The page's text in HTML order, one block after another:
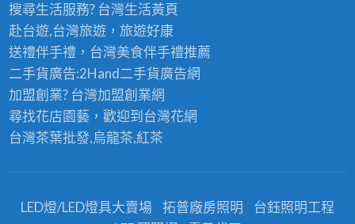
搜尋生活服務? 台灣生活黃頁
赴台遊,台灣旅遊，旅遊好康
送禮伴手禮，台灣美食伴手禮推薦
二手貨廣告:2Hand二手貨廣告網
加盟創業? 台灣加盟創業網
尋找花店園藝，歡迎到 台灣花網
台灣茶葉批發,烏龍茶,紅茶
LED燈/LED燈具大賣場 拓普廠房照明
台鈺照明工程